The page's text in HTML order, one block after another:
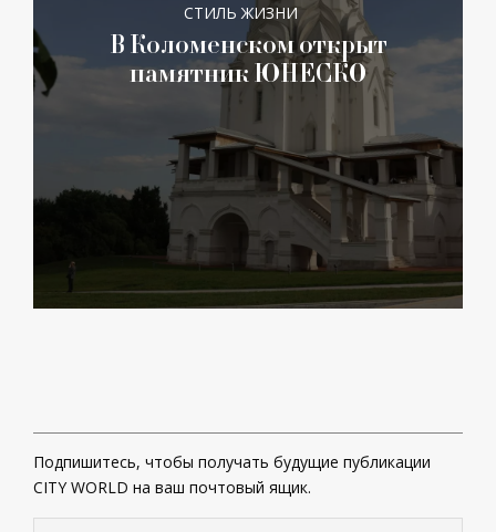
СТИЛЬ ЖИЗНИ
В Коломенском открыт
памятник ЮНЕСКО
Подпишитесь, чтобы получать будущие публикации
CITY WORLD на ваш почтовый ящик.